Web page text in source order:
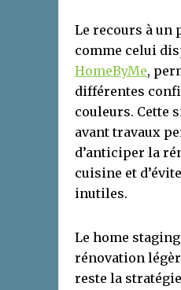
Le recours à un
comme celui
HomeByMe,
différentes
couleurs. Cette
avant travaux
d’anticiper la
cuisine et
inutiles.
Le home
rénovation
reste la